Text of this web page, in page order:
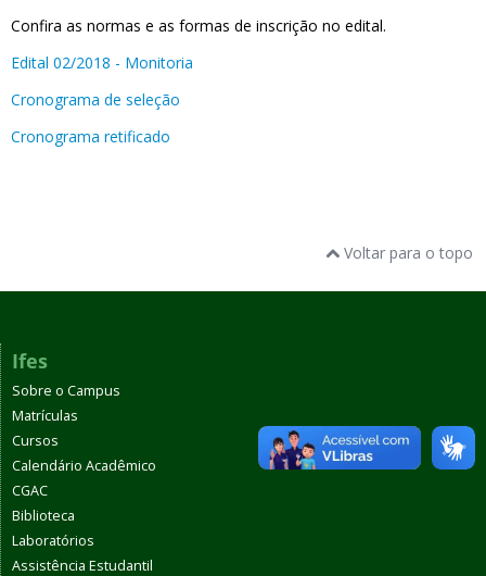
Confira as normas e as formas de inscrição no edital.
Edital 02/2018 - Monitoria
Cronograma de seleção
Cronograma retificado
Voltar para o topo
Ifes
Sobre o Campus
Matrículas
Cursos
Calendário Acadêmico
CGAC
Biblioteca
Laboratórios
Assistência Estudantil